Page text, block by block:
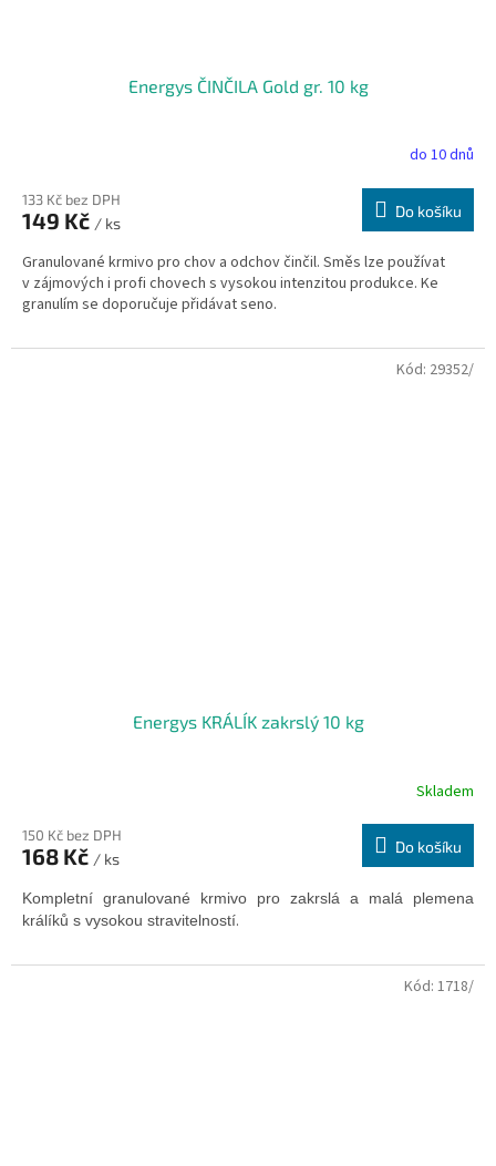
Energys ČINČILA Gold gr. 10 kg
do 10 dnů
133 Kč bez DPH
149 Kč / ks
Do košíku
Granulované krmivo pro chov a odchov činčil. Směs lze používat
v zájmových i profi chovech s vysokou intenzitou produkce. Ke
granulím se doporučuje přidávat seno.
Energys KRÁLÍK zakrslý 10 kg
Skladem
150 Kč bez DPH
168 Kč / ks
Do košíku
Kompletní granulované krmivo pro zakrslá a malá plemena
králíků s vysokou stravitelností.
Kód: 29352/
Kód: 1718/